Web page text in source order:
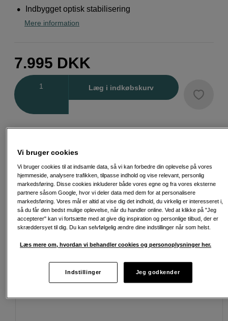
Indbygget optisk stabilisering
Mere information
7.995 DKK
Læg i indkøbskurv
Fri fragt ved køb over 500 kr.
30 dages returret
Personlig service og ekspertrådgivning
Passende tilbehør Se flere tilbehør
Vi bruger cookies
Vi bruger cookies til at indsamle data, så vi kan forbedre din oplevelse på vores
hjemmeside, analysere trafikken, tilpasse indhold og vise relevant, personlig
markedsføring. Disse cookies inkluderer både vores egne og fra vores eksterne
partnere såsom Google, hvor vi deler data med dem for at personalisere
markedsføring. Vores mål er altid at vise dig det indhold, du virkelig er interesseret i,
så du får den bedst mulige oplevelse, når du handler online. Ved at klikke på "Jeg
accepterer" kan vi fortsætte med at give dig inspiration og personlige tilbud, der er
skræddersyet til dig. Du kan selvfølgelig ændre dine indstillinger når som helst.
Læs mere om, hvordan vi behandler cookies og personoplysninger her.
Indstillinger Jeg godkender